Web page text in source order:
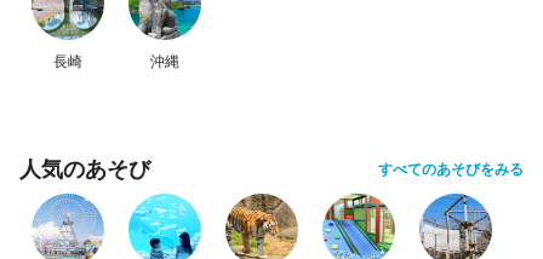
長崎 沖縄
人気のあそび すべてのあそびをみる